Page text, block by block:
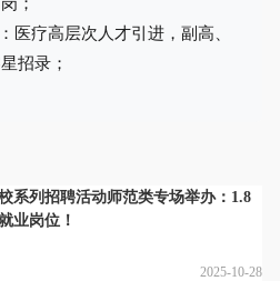
医疗高层次人才引进，副高、
招录；
系列招聘活动师范类专场举办：1.8
业岗位！
2025-10-28